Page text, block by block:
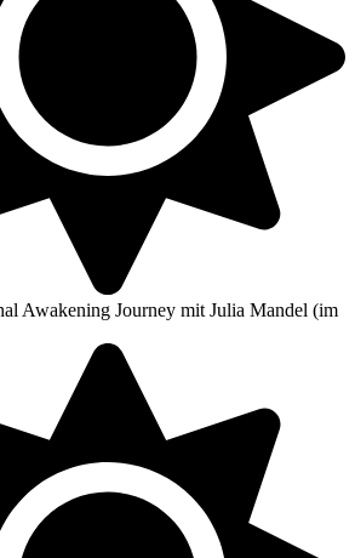
Awakening Journey mit Julia Mandel (im